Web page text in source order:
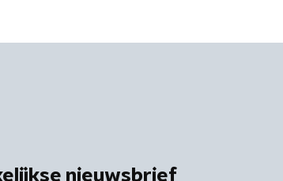
nieuwsbrief